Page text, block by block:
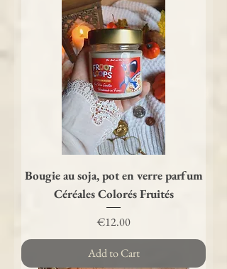
Bougie au soja, pot en verre parfum
Céréales Colorés Fruités
Price
€12.00
Add to Cart